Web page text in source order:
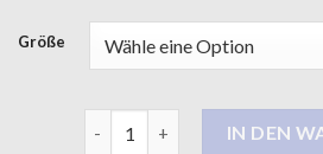
Größe
wintermantel damen Menge
IN DEN